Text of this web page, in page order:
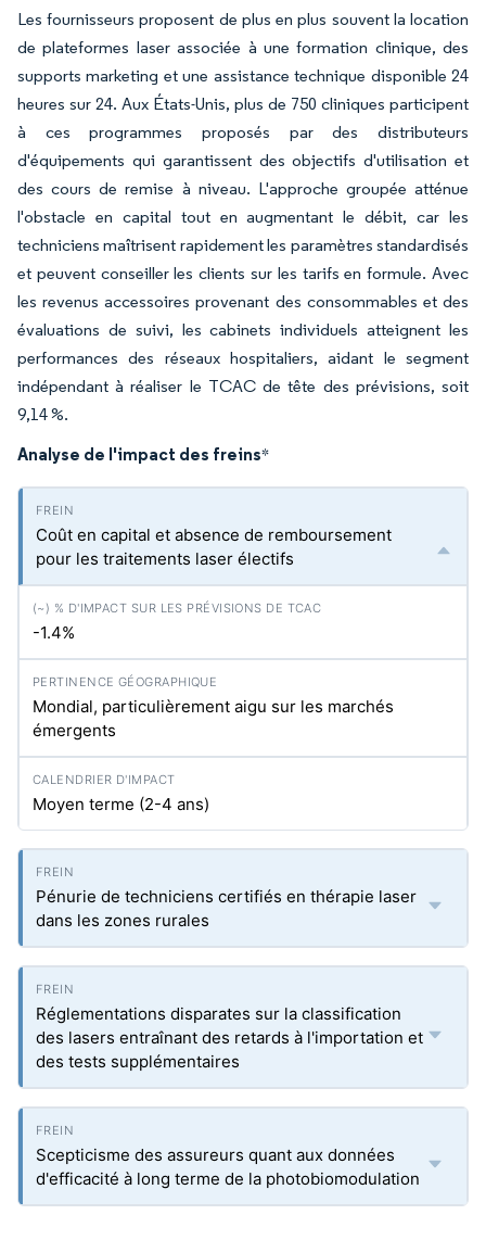
Les fournisseurs proposent de plus en plus souvent la location
de plateformes laser associée à une formation clinique, des
supports marketing et une assistance technique disponible 24
heures sur 24. Aux États-Unis, plus de 750 cliniques participent
à ces programmes proposés par des distributeurs
d'équipements qui garantissent des objectifs d'utilisation et
des cours de remise à niveau. L'approche groupée atténue
l'obstacle en capital tout en augmentant le débit, car les
techniciens maîtrisent rapidement les paramètres standardisés
et peuvent conseiller les clients sur les tarifs en formule. Avec
les revenus accessoires provenant des consommables et des
évaluations de suivi, les cabinets individuels atteignent les
performances des réseaux hospitaliers, aidant le segment
indépendant à réaliser le TCAC de tête des prévisions, soit
9,14 %.
Analyse de l'impact des freins*
Coût en capital et absence de remboursement
pour les traitements laser électifs
-1.4%
Mondial, particulièrement aigu sur les marchés
émergents
Moyen terme (2-4 ans)
Pénurie de techniciens certifiés en thérapie laser
dans les zones rurales
Réglementations disparates sur la classification
des lasers entraînant des retards à l'importation et
des tests supplémentaires
Scepticisme des assureurs quant aux données
d'efficacité à long terme de la photobiomodulation